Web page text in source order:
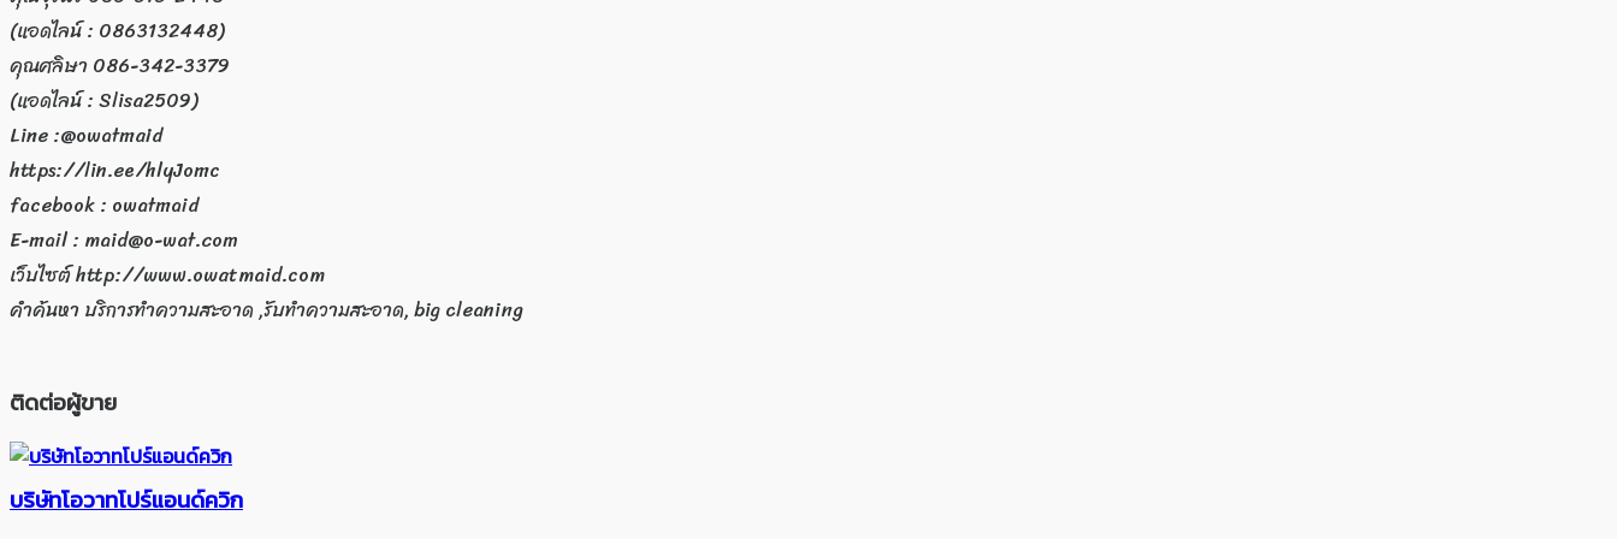
(แอดไลน์ : 0863132448)
คุณศลิษา 086-342-3379
(แอดไลน์ : Slisa2509)
Line :@owatmaid
https://lin.ee/hlyJomc
facebook : owatmaid
E-mail : maid@o-wat.com
เว็บไซต์ http://www.owatmaid.com
คำค้นหา บริการทำความสะอาด ,รับทำความสะอาด, big cleaning
ติดต่อผู้ขาย
บริษัทโอวาทโปร์แอนด์ควิก